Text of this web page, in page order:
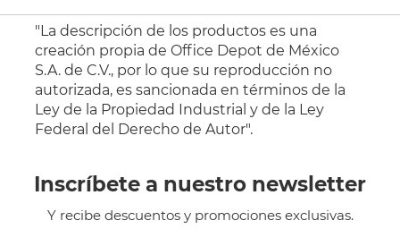
"La descripción de los productos es una
creación propia de Office Depot de México
S.A. de C.V., por lo que su reproducción no
autorizada, es sancionada en términos de la
Ley de la Propiedad Industrial y de la Ley
Federal del Derecho de Autor".
Inscríbete a nuestro newsletter
Y recibe descuentos y promociones exclusivas.